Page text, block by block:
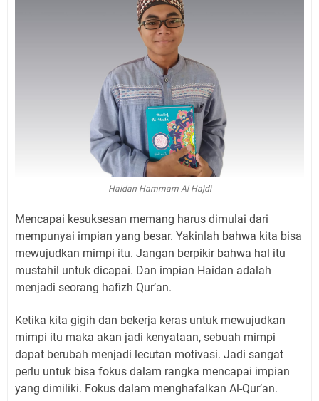
Haidan Hammam Al Hajdi
Mencapai kesuksesan memang harus dimulai dari
mempunyai impian yang besar. Yakinlah bahwa kita bisa
mewujudkan mimpi itu. Jangan berpikir bahwa hal itu
mustahil untuk dicapai. Dan impian Haidan adalah
menjadi seorang hafizh Qur’an.
Ketika kita gigih dan bekerja keras untuk mewujudkan
mimpi itu maka akan jadi kenyataan, sebuah mimpi
dapat berubah menjadi lecutan motivasi. Jadi sangat
perlu untuk bisa fokus dalam rangka mencapai impian
yang dimiliki. Fokus dalam menghafalkan Al-Qur’an.